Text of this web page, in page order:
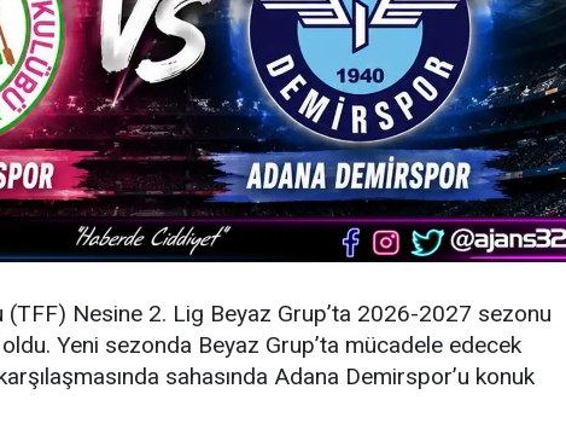
Nesine 2. Lig Beyaz Grup’ta 2026-2027 sezonu
Yeni sezonda Beyaz Grup’ta mücadele edecek
sahasında Adana Demirspor’u konuk